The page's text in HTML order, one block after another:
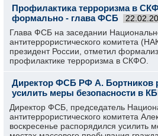
Профилактика терроризма в
формально - глава ФСБ
Глава ФСБ на заседании
антитеррористического комитета
президент России, отметил
профилактике терроризма в СКФО.
Директор ФСБ РФ А. Бортников
усилить меры безопасности в
Директор ФСБ, председатель
антитеррористического комитета
воскресенье распорядился усилить